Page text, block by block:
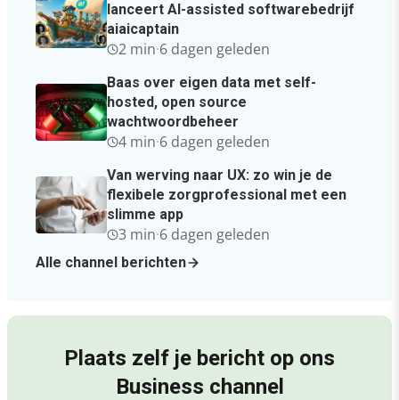
lanceert AI-assisted softwarebedrijf
aiaicaptain
2 min·6 dagen geleden
Baas over eigen data met self-
hosted, open source
wachtwoordbeheer
4 min·6 dagen geleden
Van werving naar UX: zo win je de
flexibele zorgprofessional met een
slimme app
3 min·6 dagen geleden
Alle channel berichten
Plaats zelf je bericht op ons
Business channel